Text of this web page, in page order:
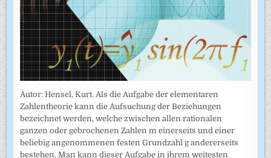
Autor: Hensel, Kurt. Als die Aufgabe der elementaren
Zahlentheorie kann die Aufsuchung der Beziehungen
bezeichnet werden, welche zwischen allen rationalen
ganzen oder gebrochenen Zahlen m einerseits und einer
beliebig angenommenen festen Grundzahl g andererseits
bestehen. Man kann dieser Aufgabe in ihrem weitesten